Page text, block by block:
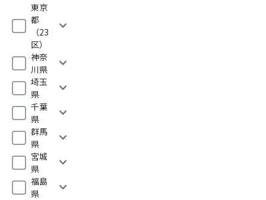
東京
都
（23
区）
expand_more
神奈
川県
expand_more
埼玉
県
expand_more
千葉
県
expand_more
群馬
県
expand_more
宮城
県
expand_more
福島
県
expand_more